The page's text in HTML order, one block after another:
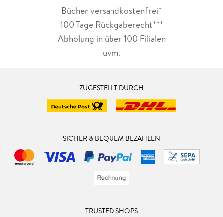
Bücher versandkostenfrei*
100 Tage Rückgaberecht***
Abholung in über 100 Filialen
uvm.
ZUGESTELLT DURCH
SICHER & BEQUEM BEZAHLEN
TRUSTED SHOPS